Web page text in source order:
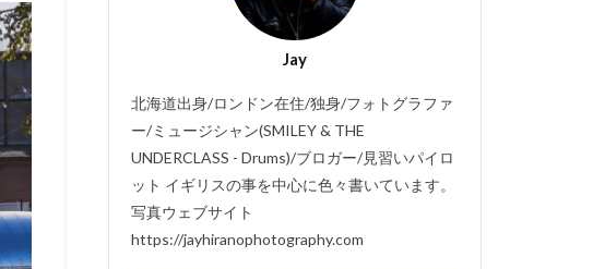
Jay
北海道出身/ロンドン在住/独身/フォトグラファ
ー/ミュージシャン(SMILEY & THE
UNDERCLASS - Drums)/ブロガー/見習いパイロ
ット イギリスの事を中心に色々書いています。
写真ウェブサイト
https://jayhiranophotography.com